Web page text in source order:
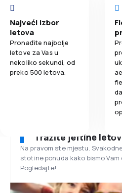
Najveći izbor
letova
Pronađite najbolje
letove za Vas u
nekoliko sekundi, od
preko 500 letova.
Tražite jeftine
Na pravom ste mjestu.
stotine ponuda kako bismo Vam
Pogledajte!